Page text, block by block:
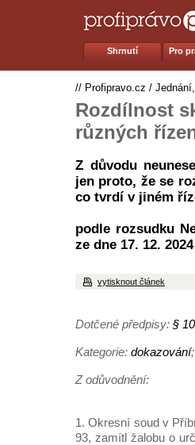
Shrnutí Pro
// Profipravo.cz /
Rozdílnost
různých
Z důvodu
jen proto, že se
co tvrdí v jiném
podle rozsudku
ze dne 17. 12. 2024
vytisknout článek
Dotčené předpisy: §
Kategorie: dokazování
Z odůvodnění:
1. Okresní soud v
93, zamítl žalobu o